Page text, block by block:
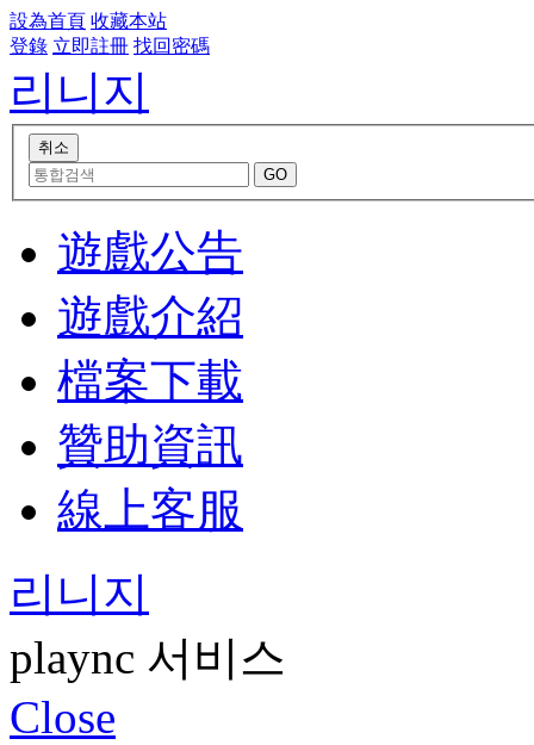
設為首頁 收藏本站
登錄 立即註冊 找回密碼
리니지
遊戲公告
遊戲介紹
檔案下載
贊助資訊
線上客服
리니지
plaync 서비스
Close